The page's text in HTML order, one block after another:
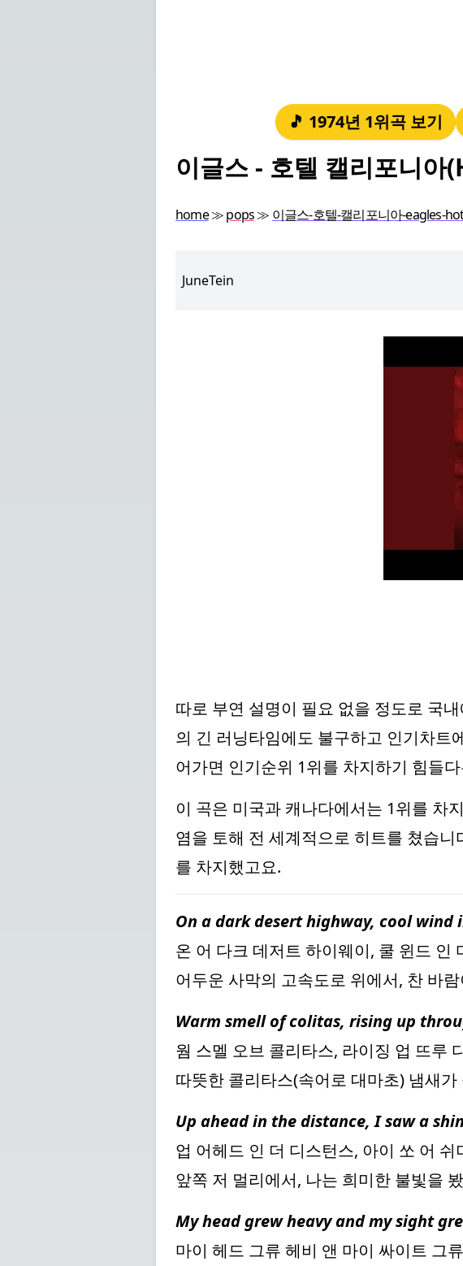
🎵 1974년 1위곡 보기
이글스 - 호텔 캘리포니
home≫pops≫ 이글스-호텔-캘리포니아-eagles-
JuneTein
따로 부연 설명이 필요 없을 정도로 국
의 긴 러닝타임에도 불구하고 인기차트
어가면 인기순위 1위를 차지하기 힘들
이 곡은 미국과 캐나다에서는 1위를 차
염을 토해 전 세계적으로 히트를 쳤습
를 차지했고요.
On a dark desert highway, cool wind
온 어 다크 데저트 하이웨이, 쿨 윈드 인
어두운 사막의 고속도로 위에서, 찬 바
Warm smell of colitas, rising up
웜 스멜 오브 콜리타스, 라이징 업 뜨루
따뜻한 콜리타스(속어로 대마초) 냄새가
Up ahead in the distance, I saw a
업 어헤드 인 더 디스턴스, 아이 쏘 어 쉬
앞쪽 저 멀리에서, 나는 희미한 불빛을
My head grew heavy and my sight
마이 헤드 그류 헤비 앤 마이 싸이트 그